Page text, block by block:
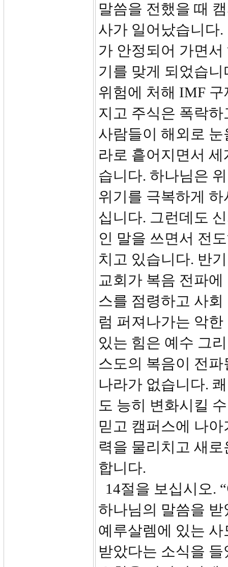
말씀을 전했을 때
사가 일어났습니다
가 안정되어 가면
기를 맞게 되었습
위험에 처해 IMF
지고 주식은 폭락
사람들이 해외로
라로 흩어지면서
습니다. 하나님은
위기를 극복하게
십니다. 그런데도
인 말을 쓰면서 전
치고 있습니다. 반
교회가 복음 전파
스를 점령하고 사
럼 퍼져나가는 악
있는 힘은 예수 그
스도의 복음이 전
나라가 없습니다.
도 능히 변화시킬
믿고 캠퍼스에 나
력을 물리치고 새
합니다.
14절을 보십시오.
하나님의 말씀을
예루살렘에 있는
받았다는 소식을